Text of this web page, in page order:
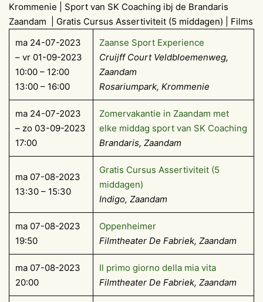
Krommenie | Sport van SK Coaching ibj de Brandaris
Zaandam | Gratis Cursus Assertiviteit (5 middagen) | Films
ma 24-07-2023
– vr 01-09-2023
10:00 – 12:00
13:00 – 16:00
Zaanse Sport Experience
Cruijff Court Veldbloemenweg,
Zaandam
Rosariumpark, Krommenie
ma 24-07-2023
– zo 03-09-2023
17:00
Zomervakantie in Zaandam met
elke middag sport van SK Coaching
Brandaris, Zaandam
ma 07-08-2023
13:30 – 15:30
Gratis Cursus Assertiviteit (5
middagen)
Indigo, Zaandam
ma 07-08-2023
19:50
Oppenheimer
Filmtheater De Fabriek, Zaandam
ma 07-08-2023
20:00
Il primo giorno della mia vita
Filmtheater De Fabriek, Zaandam